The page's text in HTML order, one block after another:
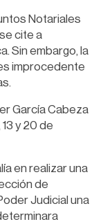
Notariales
cite a
Sin embargo, la
improcedente
García Cabeza
y 20 de
en realizar una
de
Judicial una